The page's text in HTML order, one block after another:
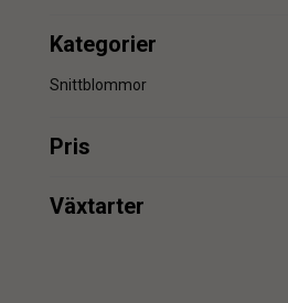
Kategorier
Snittblommor
Pris
min.
Växtarter